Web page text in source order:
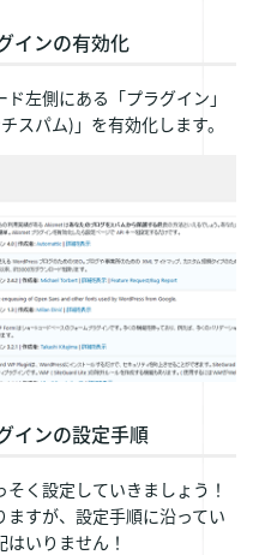
インの有効化
左側にある「プラグイン」
パム)」を有効化します。
インの設定手順
く設定していきましょう！
すが、設定手順に沿ってい
いりません！